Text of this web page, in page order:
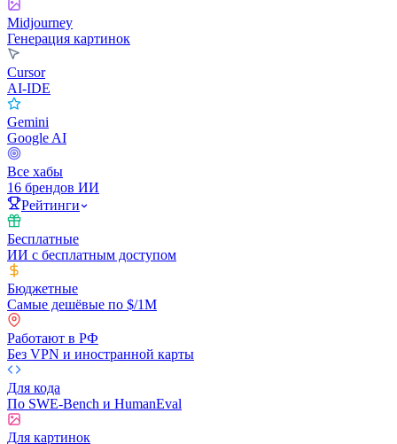
Midjourney
Генерация картинок
Cursor
AI-IDE
Gemini
Google AI
Все хабы
16 брендов ИИ
Рейтинги
Бесплатные
ИИ с бесплатным доступом
Бюджетные
Самые дешёвые по $/1M
Работают в РФ
Без VPN и иностранной карты
Для кода
По SWE-Bench и HumanEval
Для картинок